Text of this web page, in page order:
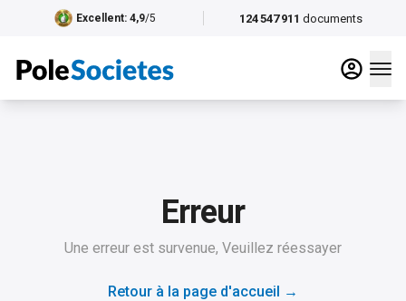
124 547 911 documents
Excellent: 4,9/5
Erreur
Une erreur est survenue, Veuillez réessayer
Retour à la page d'accueil →